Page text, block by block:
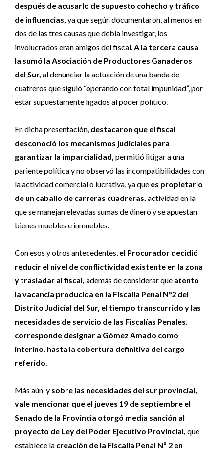
después de acusarlo de supuesto cohecho y tráfico
de influencias, ya que según documentaron, al menos en
dos de las tres causas que debía investigar, los
involucrados eran amigos del fiscal.A la tercera causa
la sumó la Asociación de Productores Ganaderos
del Sur, al denunciar la actuación de una banda de
cuatreros que siguió “operando con total impunidad”, por
estar supuestamente ligados al poder político.
En dicha presentación, destacaron que el fiscal
desconoció los mecanismos judiciales para
garantizar la imparcialidad, permitió litigar a una
pariente política y no observó las incompatibilidades con
la actividad comercial o lucrativa, ya que es propietario
de un caballo de carreras cuadreras, actividad en la
que se manejan elevadas sumas de dinero y se apuestan
bienes muebles e inmuebles.
Con esos y otros antecedentes, el Procurador decidió
reducir el nivel de conflictividad existente en la zona
y trasladar al fiscal, además de considerar que atento
la vacancia producida en la Fiscalía Penal N°2 del
Distrito Judicial del Sur, el tiempo transcurrido y las
necesidades de servicio de las Fiscalías Penales,
corresponde designar a Gómez Amado como
interino, hasta la cobertura definitiva del cargo
referido.
Más aún, y sobre las necesidades del sur provincial,
vale mencionar que el jueves 19 de septiembre el
Senado de la Provincia otorgó media sanción al
proyecto de Ley del Poder Ejecutivo Provincial, que
establece la creación de la Fiscalía Penal Nº 2 en